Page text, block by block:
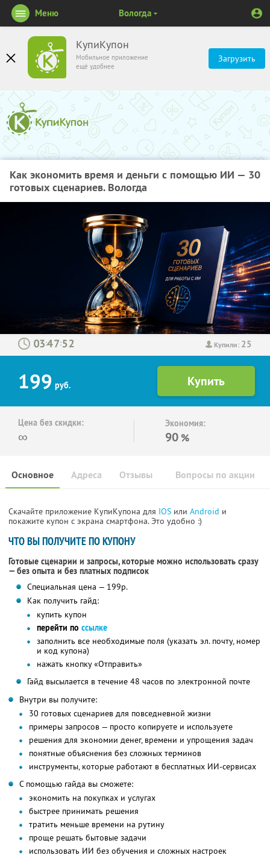
КупиКупон
Мобильное приложение
ещё удобнее
Загрузить
Меню Вологда
Как экономить время и деньги с помощью ИИ — 30
готовых сценариев. Вологда
Купили: 25
: :
199 руб.
Цена без скидки:
∞
Экономия:
90 %
Основное Отзывы Вопросы по акции
Адреса
Скачайте приложение КупиКупона для IOS или Android и
покажите купон с экрана смартфона. Это удобно :)
ЧТО ВЫ ПОЛУЧИТЕ ПО КУПОНУ
Готовые сценарии и запросы, которые можно использовать сразу
— без опыта и без платных подписок
Специальная цена — 199р.
Как получить гайд:
купить купон
перейти по ссылке
заполнить все необходимые поля (указать эл. почту, номер
и код купона)
нажать кнопку «Отправить»
Гайд высылается в течение 48 часов по электронной почте
Внутри вы получите:
30 готовых сценариев для повседневной жизни
примеры запросов — просто копируете и используете
решения для экономии денег, времени и упрощения задач
понятные объяснения без сложных терминов
инструменты, которые работают в бесплатных ИИ-сервисах
С помощью гайда вы сможете:
экономить на покупках и услугах
быстрее принимать решения
тратить меньше времени на рутину
проще решать бытовые задачи
использовать ИИ без обучения и сложных настроек